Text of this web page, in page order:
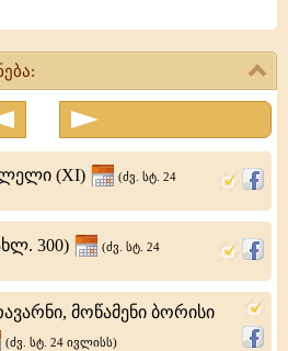
(XI)
(ძვ. სტ. 24
300)
(ძვ. სტ. 24
მოწამენი ბორისი
(ძვ. სტ. 24 ივლისს)